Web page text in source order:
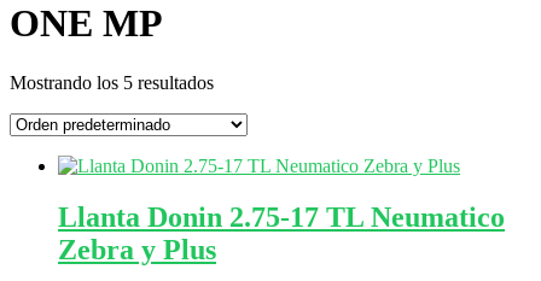
ONE MP
Mostrando los 5 resultados
Llanta Donin 2.75-17 TL Neumatico
Zebra y Plus